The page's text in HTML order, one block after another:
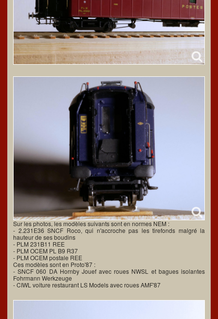
Sur les photos, les modèles suivants sont en normes NEM :
- 2.231E36 SNCF Roco, qui n'accroche pas les tirefonds malgré la
hauteur de ses boudins
- PLM 231B11 REE
- PLM OCEM PL B9 R37
- PLM OCEM postale REE
Ces modèles sont en Proto'87 :
- SNCF 060 DA Hornby Jouef avec roues NWSL et bagues isolantes
Fohrmann Werkzeuge
- CIWL voiture restaurant LS Models avec roues AMF'87